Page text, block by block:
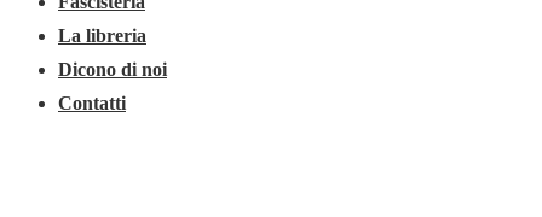
La libreria
Dicono di noi
Contatti